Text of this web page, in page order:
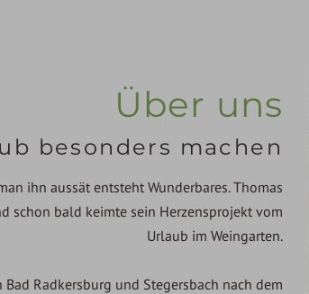
Über uns
besonders machen
ihn aussät entsteht Wunderbares. Thomas
schon bald keimte sein Herzensprojekt vom
Urlaub im Weingarten.
Radkersburg und Stegersbach nach dem